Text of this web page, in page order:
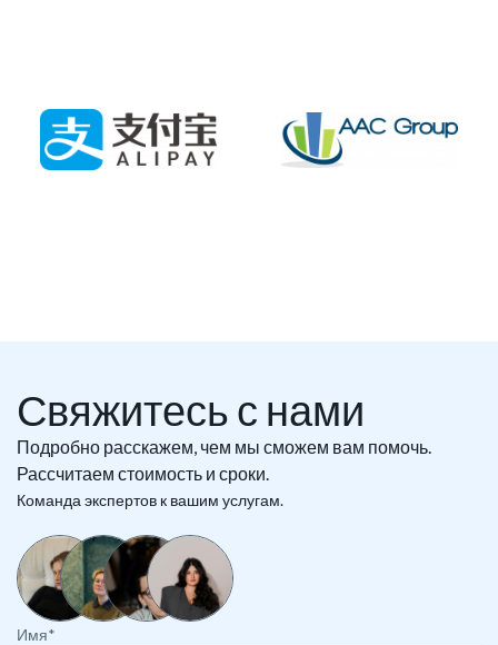
Свяжитесь с нами
Подробно расскажем, чем мы сможем вам помочь.
Рассчитаем стоимость и сроки.
Команда экспертов к вашим услугам.
Имя*